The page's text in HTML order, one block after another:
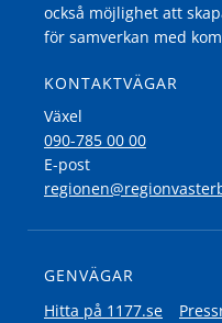
också möjlighet att
för samverkan med
KONTAKTVÄGAR
Växel
090-785 00 00
E-post
GENVÄGAR
Hitta på 1177.se